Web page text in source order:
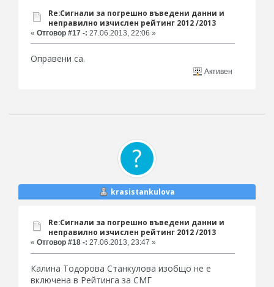
Re:Сигнали за погрешно въведени данни и
неправилно изчислен рейтинг 2012 /2013
« Отговор #17 -: 27.06.2013, 22:06 »
Оправени са.
Активен
krasistankulova
Re:Сигнали за погрешно въведени данни и
неправилно изчислен рейтинг 2012 /2013
« Отговор #18 -: 27.06.2013, 23:47 »
Калина Тодорова Станкулова изобщо не е
включена в Рейтинга за СМГ